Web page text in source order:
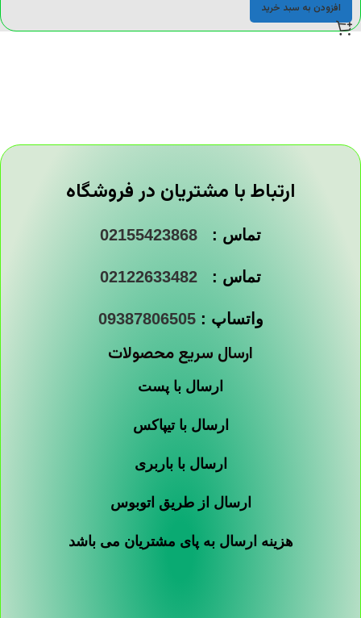
افزودن به سبد خرید
ارتباط با مشتریان در فروشگاه
تماس : 02155423868
تماس : 02122633482
واتساپ :09387806505
ارسال سریع محصولات
ارسال با پست
ارسال با تیپاکس
ارسال با باربری
ارسال از طریق اتوبوس
هزینه ارسال به پای مشتریان می باشد